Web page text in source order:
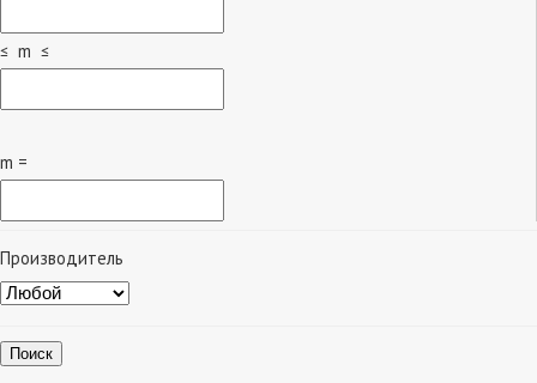
≤ m ≤
m =
Производитель
Поиск